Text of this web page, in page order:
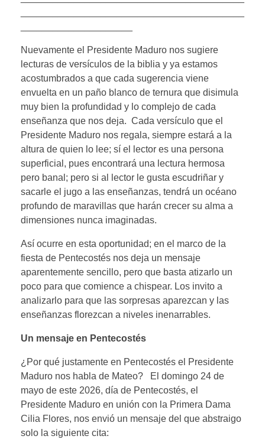
Nuevamente el Presidente Maduro nos sugiere
lecturas de versículos de la biblia y ya estamos
acostumbrados a que cada sugerencia viene
envuelta en un paño blanco de ternura que disimula
muy bien la profundidad y lo complejo de cada
enseñanza que nos deja. Cada versículo que el
Presidente Maduro nos regala, siempre estará a la
altura de quien lo lee; sí el lector es una persona
superficial, pues encontrará una lectura hermosa
pero banal; pero si al lector le gusta escudriñar y
sacarle el jugo a las enseñanzas, tendrá un océano
profundo de maravillas que harán crecer su alma a
dimensiones nunca imaginadas.
Así ocurre en esta oportunidad; en el marco de la
fiesta de Pentecostés nos deja un mensaje
aparentemente sencillo, pero que basta atizarlo un
poco para que comience a chispear. Los invito a
analizarlo para que las sorpresas aparezcan y las
enseñanzas florezcan a niveles inenarrables.
Un mensaje en Pentecostés
¿Por qué justamente en Pentecostés el Presidente
Maduro nos habla de Mateo? El domingo 24 de
mayo de este 2026, día de Pentecostés, el
Presidente Maduro en unión con la Primera Dama
Cilia Flores, nos envió un mensaje del que abstraigo
solo la siguiente cita: